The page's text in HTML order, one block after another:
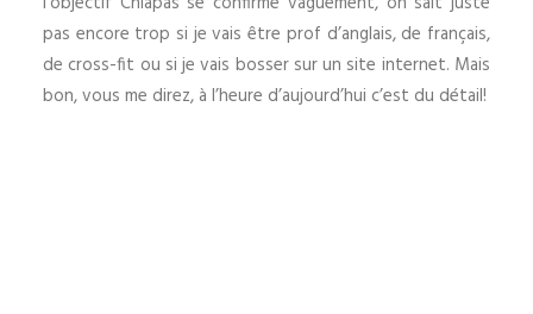
pas encore trop si je vais être prof d’anglais, de français,
de cross-fit ou si je vais bosser sur un site internet. Mais
bon, vous me direz, à l’heure d’aujourd’hui c’est du détail!